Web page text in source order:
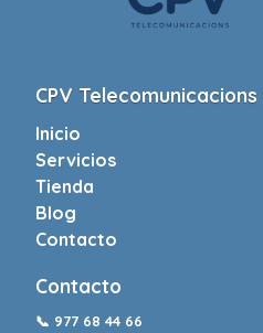
CPV Telecomunicacions
Inicio
Servicios
Tienda
Blog
Contacto
Contacto
📞 977 68 44 66